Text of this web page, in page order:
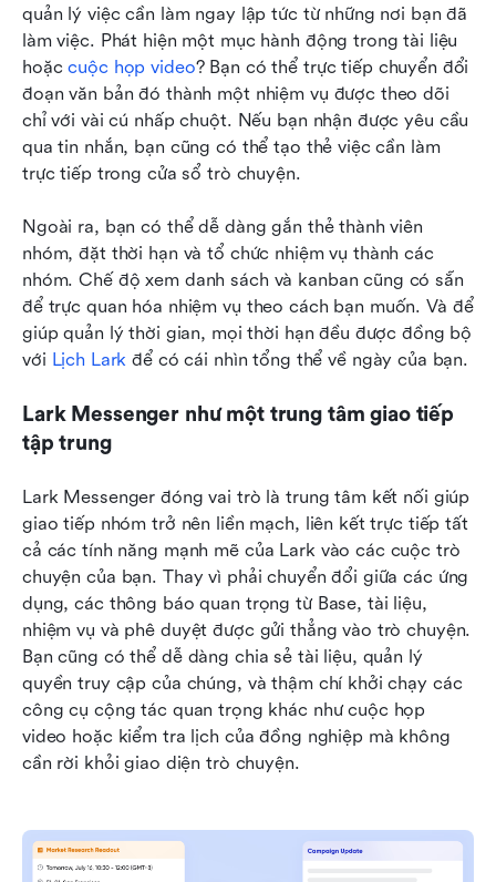
quản lý việc cần làm ngay lập tức từ những nơi bạn đã
làm việc. Phát hiện một mục hành động trong tài liệu
hoặc cuộc họp video? Bạn có thể trực tiếp chuyển đổi
đoạn văn bản đó thành một nhiệm vụ được theo dõi
chỉ với vài cú nhấp chuột. Nếu bạn nhận được yêu cầu
qua tin nhắn, bạn cũng có thể tạo thẻ việc cần làm
trực tiếp trong cửa sổ trò chuyện.
Ngoài ra, bạn có thể dễ dàng gắn thẻ thành viên
nhóm, đặt thời hạn và tổ chức nhiệm vụ thành các
nhóm. Chế độ xem danh sách và kanban cũng có sẵn
để trực quan hóa nhiệm vụ theo cách bạn muốn. Và để
giúp quản lý thời gian, mọi thời hạn đều được đồng bộ
với Lịch Lark để có cái nhìn tổng thể về ngày của bạn.
Lark Messenger như một trung tâm giao tiếp
tập trung
Lark Messenger đóng vai trò là trung tâm kết nối giúp
giao tiếp nhóm trở nên liền mạch, liên kết trực tiếp tất
cả các tính năng mạnh mẽ của Lark vào các cuộc trò
chuyện của bạn. Thay vì phải chuyển đổi giữa các ứng
dụng, các thông báo quan trọng từ Base, tài liệu,
nhiệm vụ và phê duyệt được gửi thẳng vào trò chuyện.
Bạn cũng có thể dễ dàng chia sẻ tài liệu, quản lý
quyền truy cập của chúng, và thậm chí khởi chạy các
công cụ cộng tác quan trọng khác như cuộc họp
video hoặc kiểm tra lịch của đồng nghiệp mà không
cần rời khỏi giao diện trò chuyện.